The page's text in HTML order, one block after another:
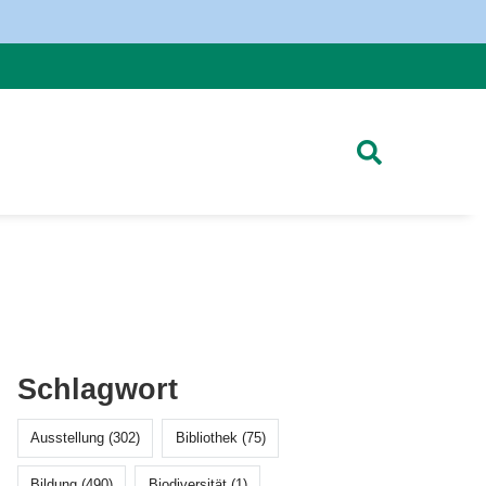
Schlagwort
Ausstellung (302) Bibliothek (75)